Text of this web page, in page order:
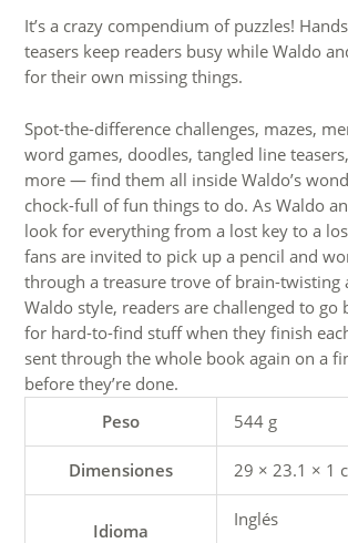
It’s a crazy compendium of puzzles!
teasers keep readers busy while Waldo
for their own missing things.
Spot-the-difference challenges, mazes,
word games, doodles, tangled line
more — find them all inside Waldo’s
chock-full of fun things to do. As Waldo
look for everything from a lost key to a
fans are invited to pick up a pencil and
through a treasure trove of brain-twisting
Waldo style, readers are challenged to go
for hard-to-find stuff when they finish
sent through the whole book again on a
before they’re done.
Peso
544 g
Dimensiones 29 × 23.1 × 1
Idioma
Inglés